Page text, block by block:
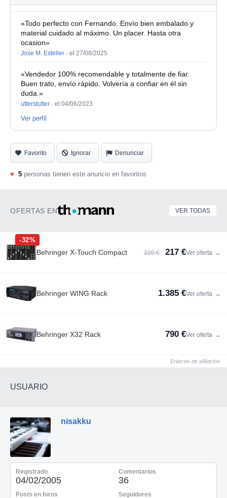
«Todo perfecto con Fernando. Envío bien embalado y
material cuidado al máximo. Un placer. Hasta otra
ocasion»
Jose M. Esteller · el 27/08/2025
«Vendedor 100% recomendable y totalmente de fiar.
Buen trato, envío rápido. Volvería a confiar en él sin
duda.»
utterstutter · el 04/06/2023
Ver perfil
Favorito Ignorar Denunciar
♥ 5 personas tienen este anuncio en favoritos
OFERTAS EN VER TODAS
-32%
Behringer X-Touch Compact 320 € 217 €Ver oferta →
Behringer WING Rack 1.385 €Ver oferta →
Behringer X32 Rack 790 €Ver oferta →
Enlaces de afiliación
USUARIO
nisakku
Registrado
04/02/2005
Comentarios
36
Posts en foros Seguidores